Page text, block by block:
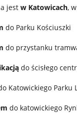
jest w Katowicach,
do Parku Kościuszki
do przystanku
do ścisłego
Katowickiego Parku
do katowickiego